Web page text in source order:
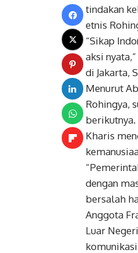
tindakan
etnis
“Sikap
aksi
di Jakarta,
Menurut
Rohingya,
berikutnya.
Kharis
dengan
bersalah
Anggota
Luar